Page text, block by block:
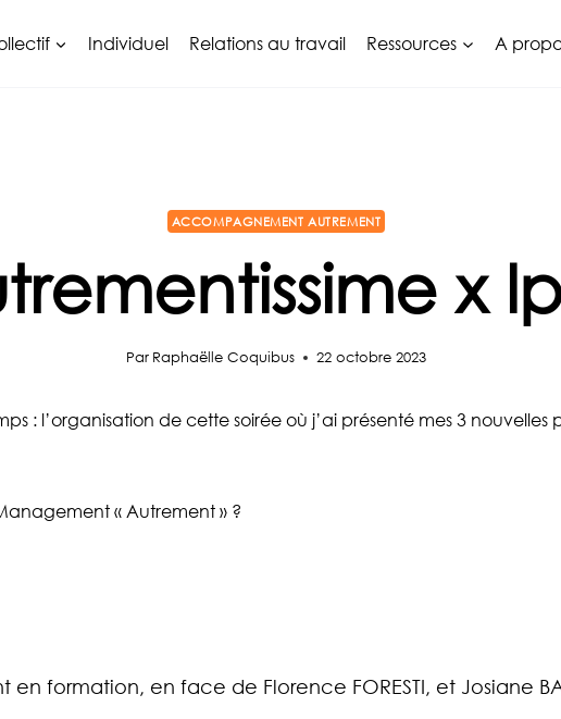
Individuel Relations au travail Ressources A
ACCOMPAGNEMENT AUTREMENT
x
Par Raphaëlle Coquibus 22 octobre 2023
: l’organisation de cette soirée où j’ai présenté mes 3 nouvelles
« Autrement » ?
en formation, en face de Florence FORESTI, et Josiane